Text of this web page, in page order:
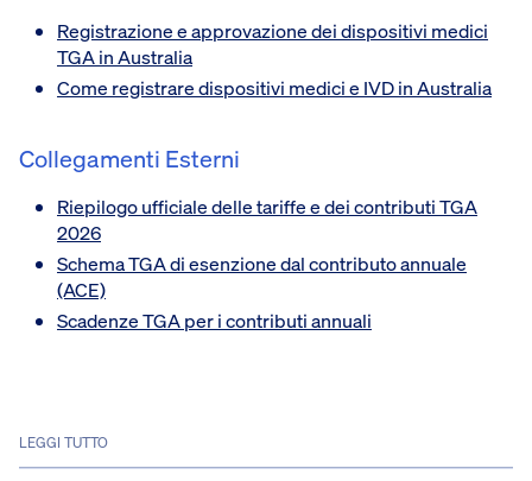
Registrazione e approvazione dei dispositivi medici
TGA in Australia
Come registrare dispositivi medici e IVD in Australia
Collegamenti Esterni
Riepilogo ufficiale delle tariffe e dei contributi TGA
2026
Schema TGA di esenzione dal contributo annuale
(ACE)
Scadenze TGA per i contributi annuali
LEGGI TUTTO